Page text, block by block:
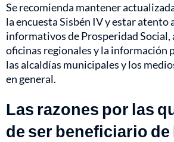
Se recomienda mantener
la encuesta Sisbén IV y estar atento
informativos de Prosperidad Social,
oficinas regionales y la información
las alcaldías municipales y los
en general.
Las razones por las
de ser beneficiario de